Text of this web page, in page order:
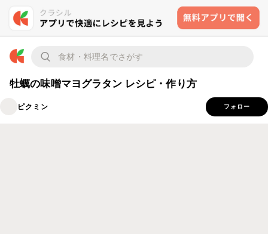
牡蠣の味噌マヨグラタン レシピ・作り方
ピクミン フォロー